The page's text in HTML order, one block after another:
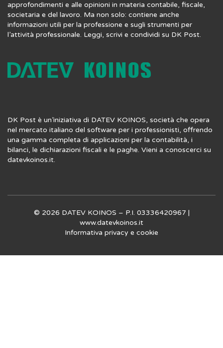
approfondimenti e alle opinioni in materia contabile, fiscale,
societaria e del lavoro. Ma non solo: contiene anche
informazioni utili per la professione e sugli strumenti per
l’attività professionale. Leggi, scrivi e condividi su DK Post.
DK Post è un’iniziativa di DATEV KOINOS, società che opera
nel mercato italiano del software per i professionisti, offrendo
una gamma completa di applicazioni per la contabilità, i
bilanci, le dichiarazioni fiscali e le paghe. Vieni a conoscerci su
datevkoinos.it.
© 2026 DATEV KOINOS – P.I. 03336420967 |
www.datevkoinos.it
Informativa privacy e cookie